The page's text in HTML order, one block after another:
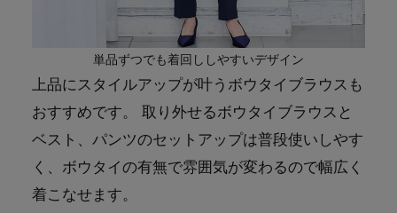
単品ずつでも着回ししやすいデザイン
上品にスタイルアップが叶うボウタイブラウスも
おすすめです。 取り外せるボウタイブラウスと
ベスト、パンツのセットアップは普段使いしやす
く、ボウタイの有無で雰囲気が変わるので幅広く
着こなせます。